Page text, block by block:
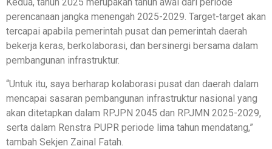
perencanaan jangka menengah 2025-2029. Target-target akan
tercapai apabila pemerintah pusat dan pemerintah daerah
bekerja keras, berkolaborasi, dan bersinergi bersama dalam
pembangunan infrastruktur.
“Untuk itu, saya berharap kolaborasi pusat dan daerah dalam
mencapai sasaran pembangunan infrastruktur nasional yang
akan ditetapkan dalam RPJPN 2045 dan RPJMN 2025-2029,
serta dalam Renstra PUPR periode lima tahun mendatang,”
tambah Sekjen Zainal Fatah.